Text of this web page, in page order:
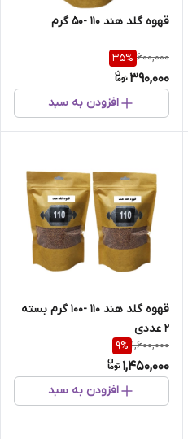
قهوه گلد هند 110 -50 گرم
600,000
35%
390,000
افزودن به سبد
قهوه گلد هند 110 -100 گرم بسته
2 عددی
1,600,000
9%
1,450,000
افزودن به سبد